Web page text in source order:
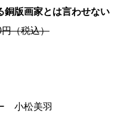
銅版画家とは言わせない
（税込）
小松美羽